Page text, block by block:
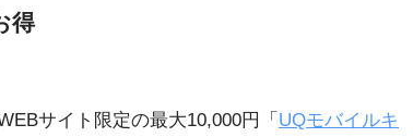
得
サイト限定の最大10,000円「 UQモバイルキ